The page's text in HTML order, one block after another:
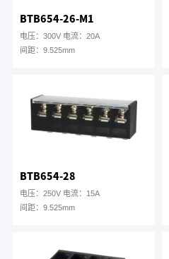
BTB654-26-M1
电压：300V 电流：20A
间距：9.525mm
BTB654-28
电压：250V 电流：15A
间距：9.525mm